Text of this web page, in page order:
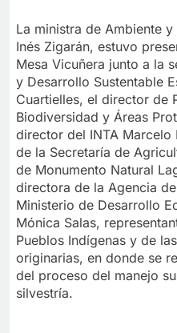
La ministra de Ambiente
Inés Zigarán, estuvo
Mesa Vicuñera junto a la
y Desarrollo Sustentable
Cuartielles, el director de
Biodiversidad y Áreas
director del INTA Marcelo
de la Secretaría de
de Monumento Natural
directora de la Agencia
Ministerio de Desarrollo
Mónica Salas,
Pueblos Indígenas y de
originarias, en donde se
del proceso del manejo
silvestría.